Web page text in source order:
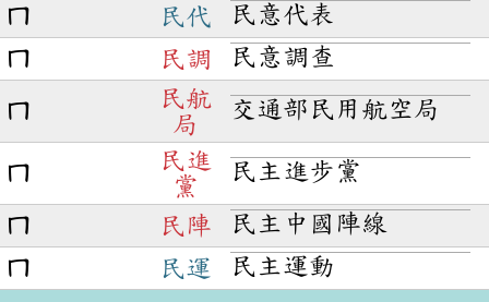
ㄇ
民代
民意代表
ㄇ
民調 民意調查
ㄇ
民航
局
交通部民用航空局
ㄇ
民進
黨
民主進步黨
ㄇ 民陣
民主中國陣線
ㄇ
民運 民主運動